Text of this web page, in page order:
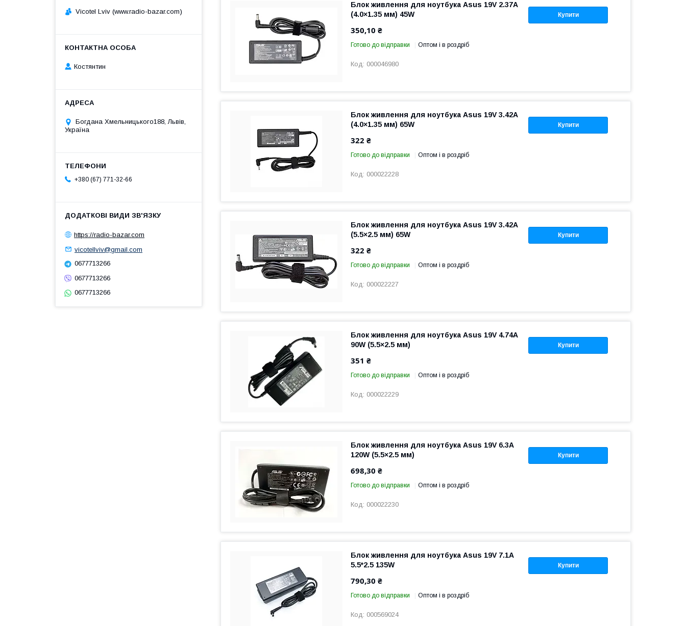
Купити
Блок живлення для ноутбука Asus 19V 2.37A
(4.0×1.35 мм) 45W
350,10 ₴
Готово до відправки Оптом і в роздріб
000046980
Купити
Блок живлення для ноутбука Asus 19V 3.42A
(4.0×1.35 мм) 65W
322 ₴
Готово до відправки Оптом і в роздріб
000022228
Купити
Блок живлення для ноутбука Asus 19V 3.42A
(5.5×2.5 мм) 65W
322 ₴
Готово до відправки Оптом і в роздріб
000022227
Купити
Блок живлення для ноутбука Asus 19V 4.74A
90W (5.5×2.5 мм)
351 ₴
Готово до відправки Оптом і в роздріб
000022229
Купити
Блок живлення для ноутбука Asus 19V 6.3A
120W (5.5×2.5 мм)
698,30 ₴
Готово до відправки Оптом і в роздріб
000022230
Купити
Блок живлення для ноутбука Asus 19V 7.1A
5.5*2.5 135W
790,30 ₴
Готово до відправки Оптом і в роздріб
000569024
Vicotel Lviv (www.radio-bazar.com)
Костянтин
Богдана Хмельницького188, Львів,
Україна
+380 (67) 771-32-66
https://radio-bazar.com
vicotellviv@gmail.com
0677713266
0677713266
0677713266